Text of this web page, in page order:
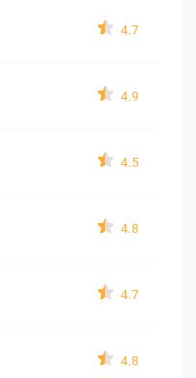
4.7
4.9
4.5
4.8
4.7
4.8